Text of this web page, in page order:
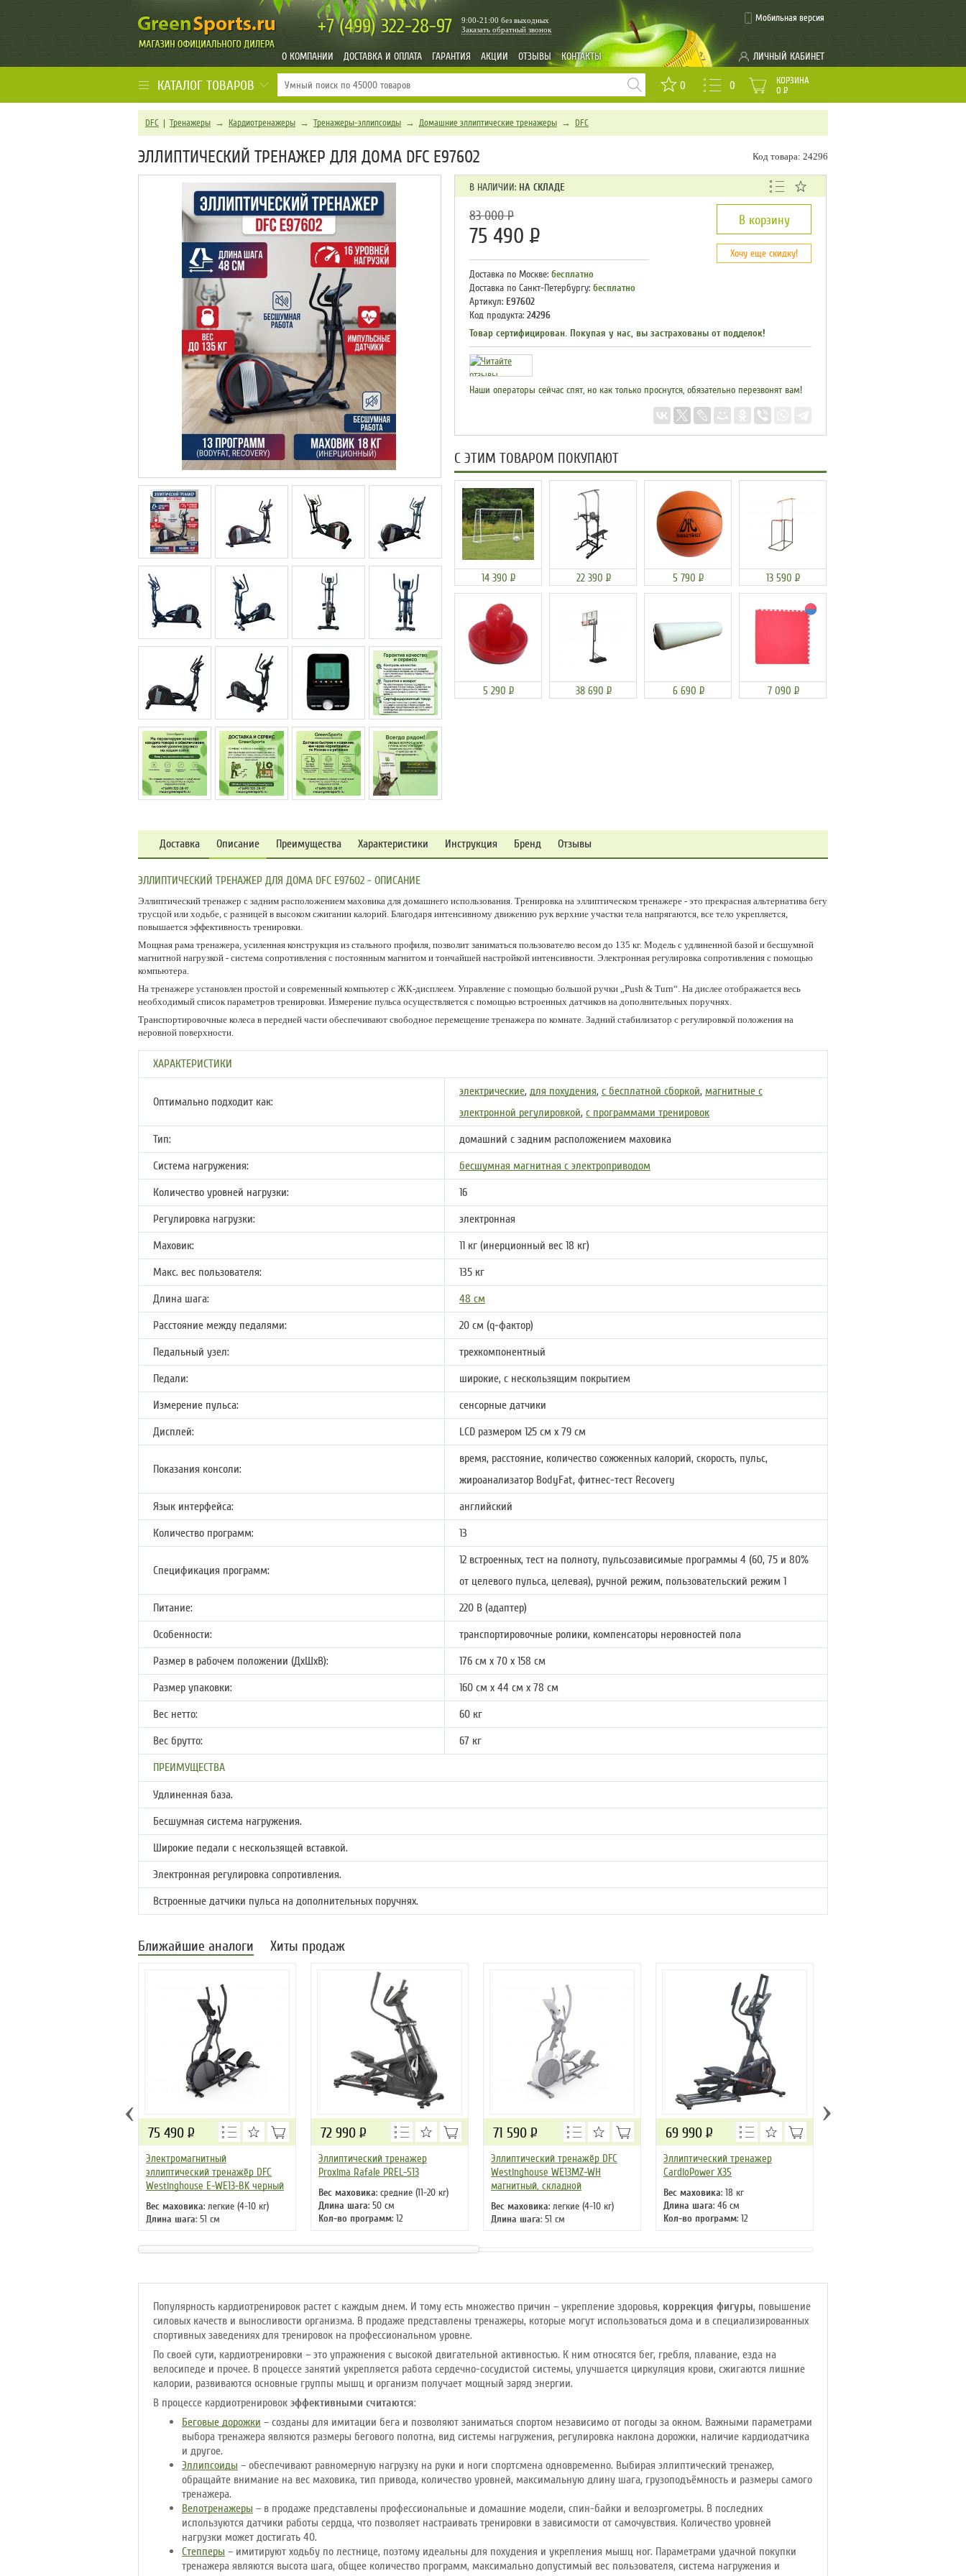
+7 (499)322-28-97 Заказать обратный звонок
9:00-21:00 без выходных
О КОМПАНИИ ДОСТАВКА И ОПЛАТА ГАРАНТИЯ АКЦИИ ОТЗЫВЫ КОНТАКТЫ
Мобильная версия
ЛИЧНЫЙ КАБИНЕТ
КАТАЛОГ ТОВАРОВ 0 0
КОРЗИНА
0 Р
DFC | Тренажеры → Кардиотренажеры → Тренажеры-эллипсоиды → Домашние эллиптические тренажеры → DFC
Код товара: 24296
ЭЛЛИПТИЧЕСКИЙ ТРЕНАЖЕР ДЛЯ ДОМА DFC E97602
В НАЛИЧИИ: НА СКЛАДЕ
83 000Р
75 490 Р
В корзину
Хочу еще скидку!
Доставка по Москве: бесплатно
Доставка по Санкт-Петербургу: бесплатно
Артикул: E97602
Код продукта: 24296
Товар сертифицирован. Покупая у нас, вы застрахованы от подделок!
Наши операторы сейчас спят, но как только проснутся, обязательно перезвонят вам!
С ЭТИМ ТОВАРОМ ПОКУПАЮТ
14 390 Р 22 390 Р 5 790 Р 13 590 Р
5 290 Р 38 690 Р 6 690 Р 7 090 Р
Доставка Описание Преимущества Характеристики Инструкция Бренд Отзывы
ЭЛЛИПТИЧЕСКИЙ ТРЕНАЖЕР ДЛЯ ДОМА DFC E97602 - ОПИСАНИЕ
Эллиптический тренажер с задним расположением маховика для домашнего использования. Тренировка на эллиптическом тренажере - это прекрасная альтернатива бегу
трусцой или ходьбе, с разницей в высоком сжигании калорий. Благодаря интенсивному движению рук верхние участки тела напрягаются, все тело укрепляется,
повышается эффективность тренировки.
Мощная рама тренажера, усиленная конструкция из стального профиля, позволит заниматься пользователю весом до 135 кг. Модель с удлиненной базой и бесшумной
магнитной нагрузкой - система сопротивления с постоянным магнитом и тончайшей настройкой интенсивности. Электронная регулировка сопротивления с помощью
компьютера.
На тренажере установлен простой и современный компьютер с ЖК-дисплеем. Управление с помощью большой ручки „Push & Turn“. На дислее отображается весь
необходимый список параметров тренировки. Измерение пульса осуществляется с помощью встроенных датчиков на дополнительных поручнях.
Транспортировочные колеса в передней части обеспечивают свободное перемещение тренажера по комнате. Задний стабилизатор с регулировкой положения на
неровной поверхности.
ХАРАКТЕРИСТИКИ
Оптимально подходит как:
электрические, для похудения, с бесплатной сборкой, магнитные с
электронной регулировкой, с программами тренировок
Тип:
домашний с задним расположением маховика
Система нагружения:
бесшумная магнитная с электроприводом
Количество уровней нагрузки:
16
Регулировка нагрузки:
электронная
Маховик:
11 кг (инерционный вес 18 кг)
Макс. вес пользователя:
135 кг
Длина шага:
48 см
Расстояние между педалями:
20 см (q-фактор)
Педальный узел:
трехкомпонентный
Педали:
широкие, с нескользящим покрытием
Измерение пульса:
сенсорные датчики
Дисплей:
LCD размером 125 см х 79 см
Показания консоли:
время, расстояние, количество сожженных калорий, скорость, пульс,
жироанализатор BodyFat, фитнес-тест Recovery
Язык интерфейса:
английский
Количество программ:
13
Спецификация программ:
12 встроенных, тест на полноту, пульсозависимые программы 4 (60, 75 и 80%
от целевого пульса, целевая), ручной режим, пользовательский режим 1
Питание:
220 В (адаптер)
Особенности:
транспортировочные ролики, компенсаторы неровностей пола
Размер в рабочем положении (ДхШхВ):
176 см х 70 х 158 см
Размер упаковки:
160 см х 44 см х 78 см
Вес нетто:
60 кг
Вес брутто:
67 кг
ПРЕИМУЩЕСТВА
Удлиненная база.
Бесшумная система нагружения.
Широкие педали с нескользящей вставкой.
Электронная регулировка сопротивления.
Встроенные датчики пульса на дополнительных поручнях.
Ближайшие аналоги Хиты продаж
Электромагнитный
эллиптический тренажёр DFC
Westinghouse E-WE13-BK черный
Вес маховика: легкие (4-10 кг)
Длина шага: 51 см
Кол-во программ: 15
Кол-во уровней: 32
75 490 Р
Эллиптический тренажер
Proxima Rafale PREL-513
Вес маховика: средние (11-20 кг)
Длина шага: 50 см
Кол-во программ: 12
Кол-во уровней: 32
Макс. вес: 150 кг
Привод: передний
72 990 Р
Эллиптический тренажёр DFC
Westinghouse WE13MZ-WH
магнитный, складной
Вес маховика: легкие (4-10 кг)
Длина шага: 51 см
Кол-во программ: 8
71 590 Р
Эллиптический тренажер
CardioPower X35
Вес маховика: 18 кг
Длина шага: 46 см
Кол-во программ: 12
Кол-во уровней: 16
69 990 Р
‹ ›
Популярность кардиотренировок растет с каждым днем. И тому есть множество причин – укрепление здоровья, коррекция фигуры, повышение
силовых качеств и выносливости организма. В продаже представлены тренажеры, которые могут использоваться дома и в специализированных
спортивных заведениях для тренировок на профессиональном уровне.
По своей сути, кардиотренировки – это упражнения с высокой двигательной активностью. К ним относятся бег, гребля, плавание, езда на
велосипеде и прочее. В процессе занятий укрепляется работа сердечно-сосудистой системы, улучшается циркуляция крови, сжигаются лишние
калории, развиваются основные группы мышц и организм получает мощный заряд энергии.
В процессе кардиотренировок эффективными считаются:
Беговые дорожки – созданы для имитации бега и позволяют заниматься спортом независимо от погоды за окном. Важными параметрами
выбора тренажера являются размеры бегового полотна, вид системы нагружения, регулировка наклона дорожки, наличие кардиодатчика
и другое.
Эллипсоиды – обеспечивают равномерную нагрузку на руки и ноги спортсмена одновременно. Выбирая эллиптический тренажер,
обращайте внимание на вес маховика, тип привода, количество уровней, максимальную длину шага, грузоподъёмность и размеры самого
тренажера.
Велотренажеры – в продаже представлены профессиональные и домашние модели, спин-байки и велоэргометры. В последних
используются датчики работы сердца, что позволяет настраивать тренировки в зависимости от самочувствия. Количество уровней
нагрузки может достигать 40.
Степперы – имитируют ходьбу по лестнице, поэтому идеальны для похудения и укрепления мышц ног. Параметрами удачной покупки
тренажера являются высота шага, общее количество программ, максимально допустимый вес пользователя, система нагружения и